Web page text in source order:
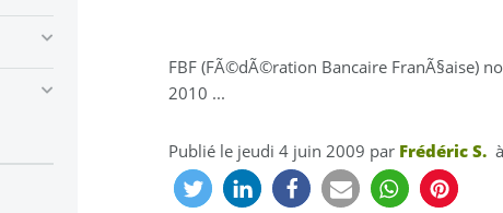
FBF (FÃ©dÃ©ration Bancaire FranÃ§aise)
2010 ...
Publié le jeudi 4 juin 2009 par Frédéric S.